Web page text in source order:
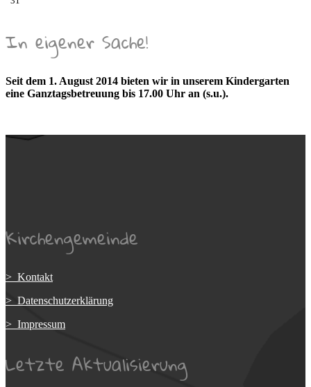
In eigener Sache!
Seit dem 1. August 2014 bieten wir in unserem Kindergarten
eine Ganztagsbetreuung bis 17.00 Uhr an (s.u.).
Kirchengemeinde
> Kontakt
> Datenschutzerklärung
> Impressum
Letzte Aktualisierung